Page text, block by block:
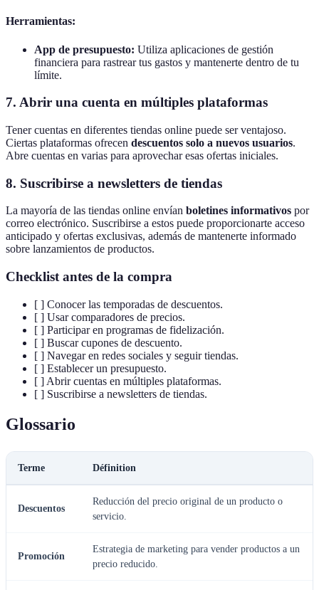
Herramientas:
App de presupuesto: Utiliza aplicaciones de gestión
financiera para rastrear tus gastos y mantenerte dentro de tu
límite.
7. Abrir una cuenta en múltiples plataformas
Tener cuentas en diferentes tiendas online puede ser ventajoso.
Ciertas plataformas ofrecen descuentos solo a nuevos usuarios.
Abre cuentas en varias para aprovechar esas ofertas iniciales.
8. Suscribirse a newsletters de tiendas
La mayoría de las tiendas online envían boletines informativos por
correo electrónico. Suscribirse a estos puede proporcionarte acceso
anticipado y ofertas exclusivas, además de mantenerte informado
sobre lanzamientos de productos.
Checklist antes de la compra
[ ] Conocer las temporadas de descuentos.
[ ] Usar comparadores de precios.
[ ] Participar en programas de fidelización.
[ ] Buscar cupones de descuento.
[ ] Navegar en redes sociales y seguir tiendas.
[ ] Establecer un presupuesto.
[ ] Abrir cuentas en múltiples plataformas.
[ ] Suscribirse a newsletters de tiendas.
Glossario
Terme Définition
Descuentos
Reducción del precio original de un producto o
servicio.
Promoción
Estrategia de marketing para vender productos a un
precio reducido.